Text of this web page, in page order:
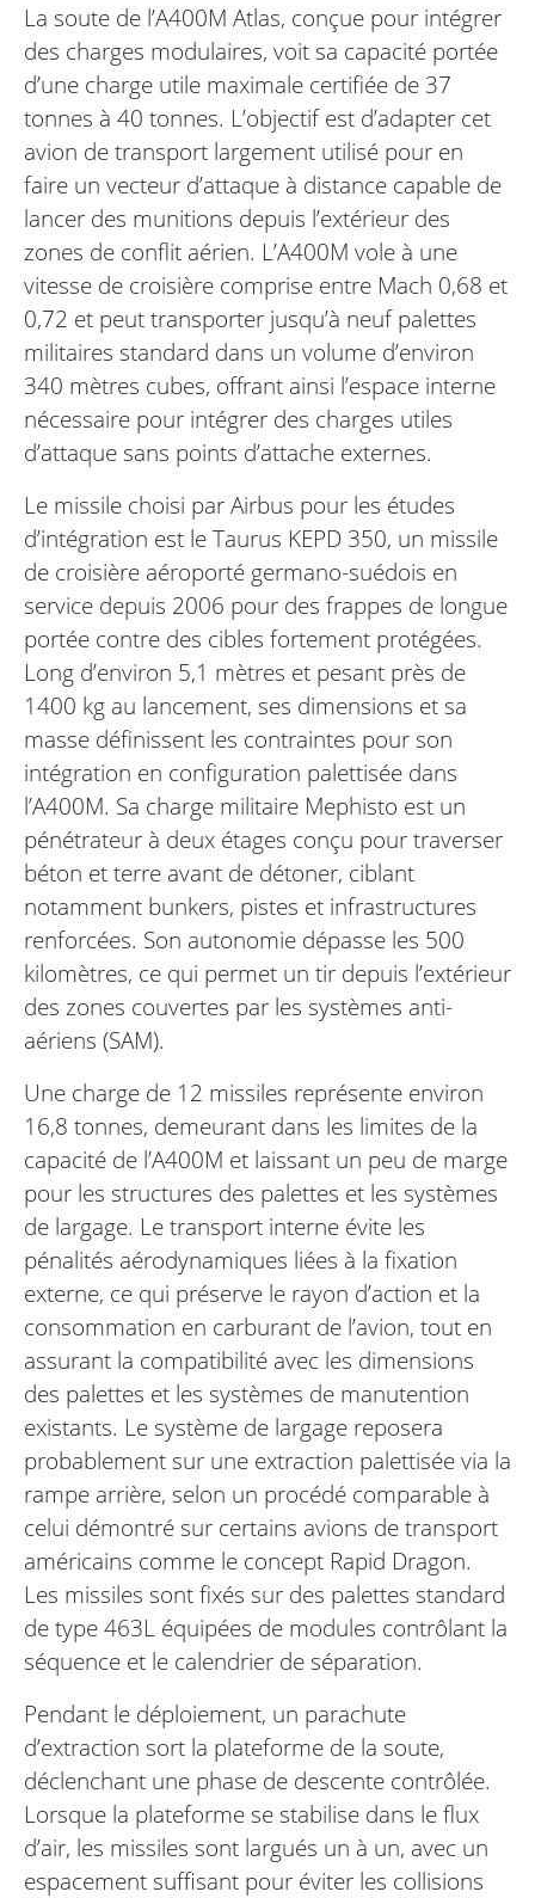
La soute de l’A400M Atlas, conçue pour intégrer
des charges modulaires, voit sa capacité portée
d’une charge utile maximale certifiée de 37
tonnes à 40 tonnes. L’objectif est d’adapter cet
avion de transport largement utilisé pour en
faire un vecteur d’attaque à distance capable de
lancer des munitions depuis l’extérieur des
zones de conflit aérien. L’A400M vole à une
vitesse de croisière comprise entre Mach 0,68 et
0,72 et peut transporter jusqu’à neuf palettes
militaires standard dans un volume d’environ
340 mètres cubes, offrant ainsi l’espace interne
nécessaire pour intégrer des charges utiles
d’attaque sans points d’attache externes.
Le missile choisi par Airbus pour les études
d’intégration est le Taurus KEPD 350, un missile
de croisière aéroporté germano-suédois en
service depuis 2006 pour des frappes de longue
portée contre des cibles fortement protégées.
Long d’environ 5,1 mètres et pesant près de
1400 kg au lancement, ses dimensions et sa
masse définissent les contraintes pour son
intégration en configuration palettisée dans
l’A400M. Sa charge militaire Mephisto est un
pénétrateur à deux étages conçu pour traverser
béton et terre avant de détoner, ciblant
notamment bunkers, pistes et infrastructures
renforcées. Son autonomie dépasse les 500
kilomètres, ce qui permet un tir depuis l’extérieur
des zones couvertes par les systèmes anti-
aériens (SAM).
Une charge de 12 missiles représente environ
16,8 tonnes, demeurant dans les limites de la
capacité de l’A400M et laissant un peu de marge
pour les structures des palettes et les systèmes
de largage. Le transport interne évite les
pénalités aérodynamiques liées à la fixation
externe, ce qui préserve le rayon d’action et la
consommation en carburant de l’avion, tout en
assurant la compatibilité avec les dimensions
des palettes et les systèmes de manutention
existants. Le système de largage reposera
probablement sur une extraction palettisée via la
rampe arrière, selon un procédé comparable à
celui démontré sur certains avions de transport
américains comme le concept Rapid Dragon.
Les missiles sont fixés sur des palettes standard
de type 463L équipées de modules contrôlant la
séquence et le calendrier de séparation.
Pendant le déploiement, un parachute
d’extraction sort la plateforme de la soute,
déclenchant une phase de descente contrôlée.
Lorsque la plateforme se stabilise dans le flux
d’air, les missiles sont largués un à un, avec un
espacement suffisant pour éviter les collisions